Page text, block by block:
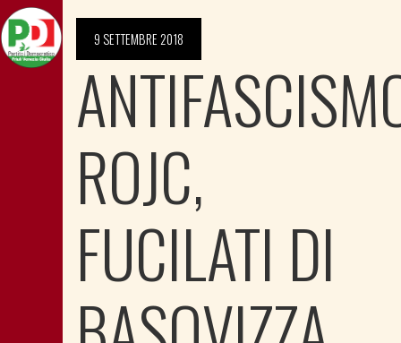
9 SETTEMBRE 2018
ROJC,
FUCILATI DI